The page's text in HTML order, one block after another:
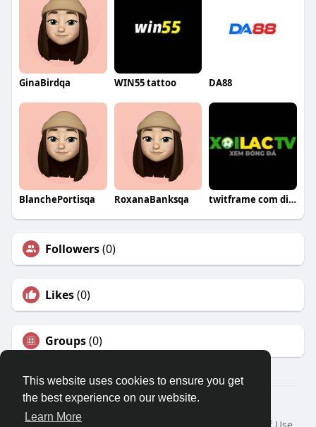
This website uses cookies to ensure you get
the best experience on our website.
Learn More
GinaBirdqa WIN55 tattoo DA88
BlanchePortisqa RoxanaBanksqa twitframe com die web
Followers(0)
Likes(0)
Groups(0)
© 2026 Travel With Me